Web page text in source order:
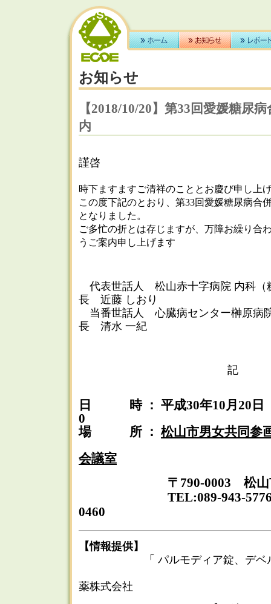
お知らせ
【2018/10/20】第33回愛媛糖尿
内
謹啓
時下ますますご清祥のこととお慶び申し上
この度下記のとおり、第33回愛媛糖尿病合
となりました。
ご多忙の折とは存じますが、万障お繰り合
うご案内申し上げます
代表世話人 松山赤十字病院 内科（
長 近藤 しおり
当番世話人 心臓病センター榊
長 清水 一紀
記
日 時 ： 平成30年10月20日（
0
場 所 ： 松山市男女共同参
会議室
〒790-0003 松山市三
TEL:089-943-5776
0460
【情報提供】
「 パルモディア錠、デベル
薬株式会社